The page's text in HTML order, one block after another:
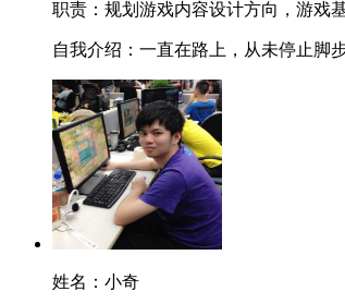
职责： 规划游戏内容设计方向，游戏
自我介绍： 一直在路上，从未停止脚步
姓名： 小奇